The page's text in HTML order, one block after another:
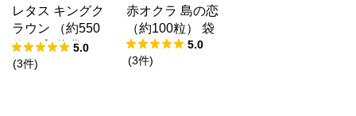
レタス キングク
ラウン （約550
粒） 実咲 袋5.0
(3件)
赤オクラ 島の恋
（約100粒） 袋
5.0
(3件)